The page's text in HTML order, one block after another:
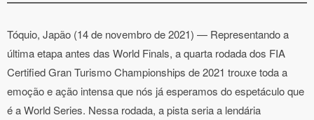
Tóquio, Japão (14 de novembro de 2021) — Representando a
última etapa antes das World Finals, a quarta rodada dos FIA
Certified Gran Turismo Championships de 2021 trouxe toda a
emoção e ação intensa que nós já esperamos do espetáculo que
é a World Series. Nessa rodada, a pista seria a lendária